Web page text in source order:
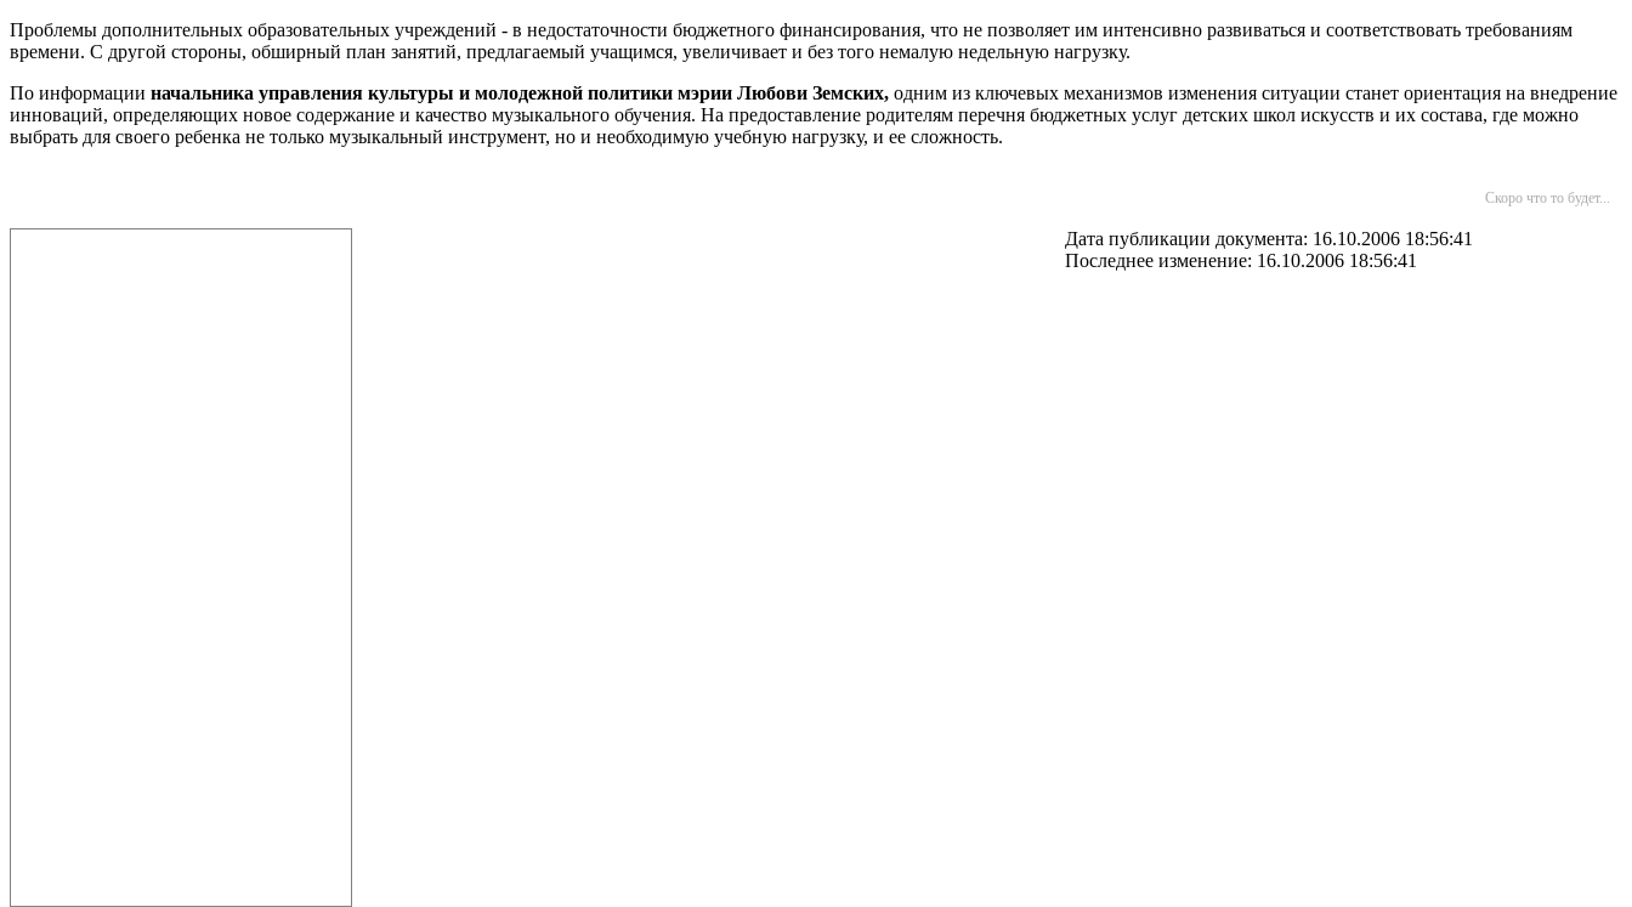
Проблемы дополнительных образовательных учреждений - в недостаточности бюджетного финансирования, что не позволяет им интенсивно развиваться и соответствовать требованиям
времени. С другой стороны, обширный план занятий, предлагаемый учащимся, увеличивает и без того немалую недельную нагрузку.
По информации начальника управления культуры и молодежной политики мэрии Любови Земских, одним из ключевых механизмов изменения ситуации станет ориентация на внедрение
инноваций, определяющих новое содержание и качество музыкального обучения. На предоставление родителям перечня бюджетных услуг детских школ искусств и их состава, где можно
выбрать для своего ребенка не только музыкальный инструмент, но и необходимую учебную нагрузку, и ее сложность.
Скоро что то будет...
Дата публикации документа: 16.10.2006 18:56:41
Последнее изменение: 16.10.2006 18:56:41